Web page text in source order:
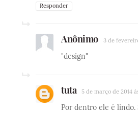
Responder
Anônimo 3 de
"design"
tuta 5 de março de 2014
Por dentro ele é